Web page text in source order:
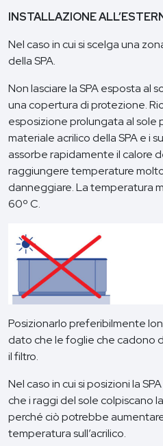
INSTALLAZIONE
Nel caso in cui si scelga una
della SPA.
Non lasciare la SPA esposta al
una copertura di protezione.
esposizione prolungata al sole
materiale acrilico della SPA e i
assorbe rapidamente il calore
raggiungere temperature
danneggiare. La temperatura
60º C.
Posizionarlo preferibilmente
dato che le foglie che cadono
il filtro.
Nel caso in cui si posizioni la
che i raggi del sole colpiscano
perché ciò potrebbe
temperatura sull’acrilico.